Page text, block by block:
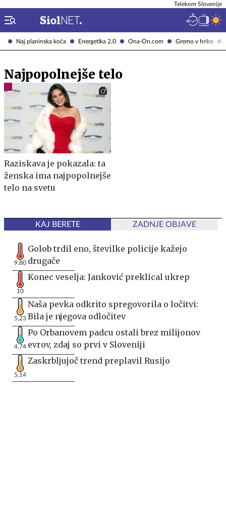
Naj planinska koča Energetika 2.0 Ona-On.com Gremo v hribe
Telekom Slovenije
Najpopolnejše telo
Raziskava je pokazala: ta
ženska ima najpopolnejše
telo na svetu
KAJ BERETE ZADNJE OBJAVE
9,80
Golob trdil eno, številke policije kažejo
drugače
10
Konec veselja: Janković preklical ukrep
5,23
Naša pevka odkrito spregovorila o ločitvi:
Bila je njegova odločitev
4,74
Po Orbanovem padcu ostali brez milijonov
evrov, zdaj so prvi v Sloveniji
5,14
Zaskrbljujoč trend preplavil Rusijo